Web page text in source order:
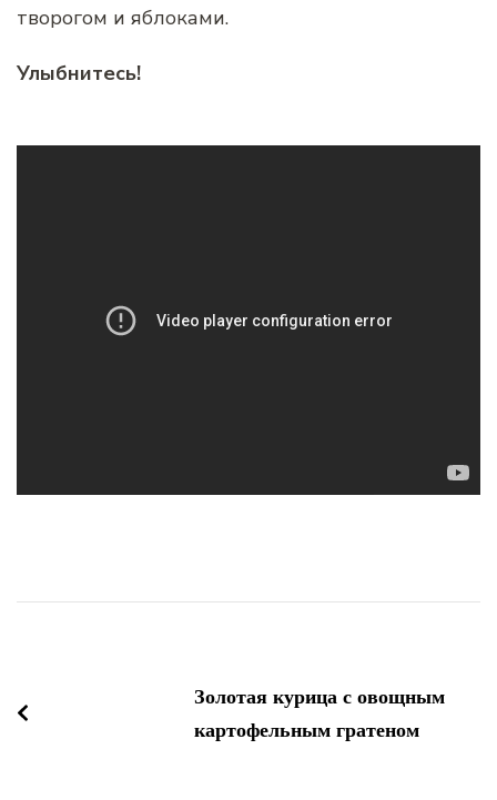
творогом и яблоками.
Улыбнитесь!
записям
Золотая курица с овощным
картофельным гратеном